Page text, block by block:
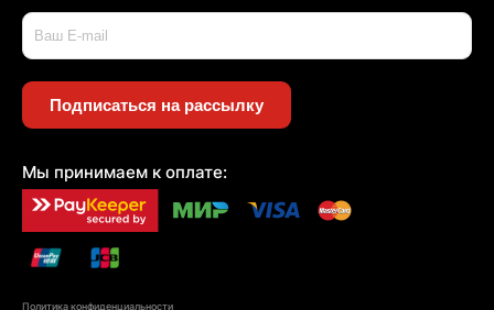
Подписаться на рассылку
Мы принимаем к оплате:
Политика конфиденциальности